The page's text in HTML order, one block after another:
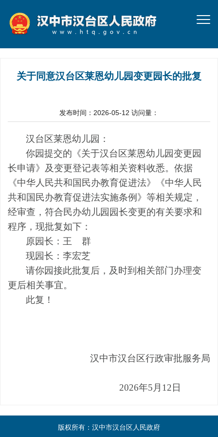
关于同意汉台区莱恩幼儿园变更园长的批复
发布时间：2026-05-12 访问量：
汉台区莱恩幼儿园：
你园提交的《关于汉台区莱恩幼儿园变更园
长申请》及变更登记表等相关资料收悉。依据
《中华人民共和国民办教育促进法》《中华人民
共和国民办教育促进法实施条例》等相关规定，
经审查，符合民办幼儿园园长变更的有关要求和
程序，现批复如下：
原园长 ： 王 群
现园长 ：李宏芝
请你园接此批复后，及时到相关部门办理变
更后相关事宜。
此复！
汉中市汉台区行政审批服务局
2026年5 月 12 日
版权所有：汉中市汉台区人民政府